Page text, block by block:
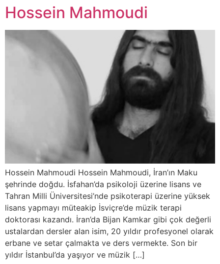
Hossein Mahmoudi
Hossein Mahmoudi Hossein Mahmoudi, İran’ın Maku
şehrinde doğdu. İsfahan’da psikoloji üzerine lisans ve
Tahran Milli Üniversitesi’nde psikoterapi üzerine yüksek
lisans yapmayı müteakip İsviçre’de müzik terapi
doktorası kazandı. İran’da Bijan Kamkar gibi çok değerli
ustalardan dersler alan isim, 20 yıldır profesyonel olarak
erbane ve setar çalmakta ve ders vermekte. Son bir
yıldır İstanbul’da yaşıyor ve müzik […]